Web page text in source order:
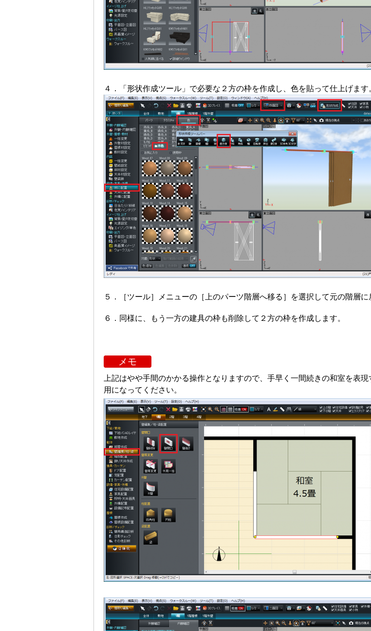
４．「形状作成ツール」で必要な２方の枠を作成し、色を貼って仕上げます
５．［ツール］メニューの［上のパーツ階層へ移る］を選択して元の階層に
６．同様に、もう一方の建具の枠も削除して２方の枠を作成します。
メモ
メモ
上記はやや手間のかかる操作となりますので、手早く一間続きの和室を表
用になってください。